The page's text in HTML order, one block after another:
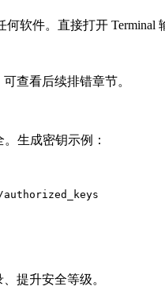
软件。直接打开 Terminal
查看后续排错章节。
生成密钥示例：
提升安全等级。